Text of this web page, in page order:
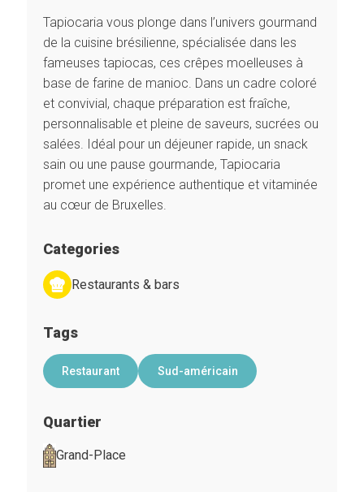
Tapiocaria vous plonge dans l’univers gourmand
de la cuisine brésilienne, spécialisée dans les
fameuses tapiocas, ces crêpes moelleuses à
base de farine de manioc. Dans un cadre coloré
et convivial, chaque préparation est fraîche,
personnalisable et pleine de saveurs, sucrées ou
salées. Idéal pour un déjeuner rapide, un snack
sain ou une pause gourmande, Tapiocaria
promet une expérience authentique et vitaminée
au cœur de Bruxelles.
Categories
Restaurants & bars
Tags
Restaurant Sud-américain
Quartier
Grand-Place